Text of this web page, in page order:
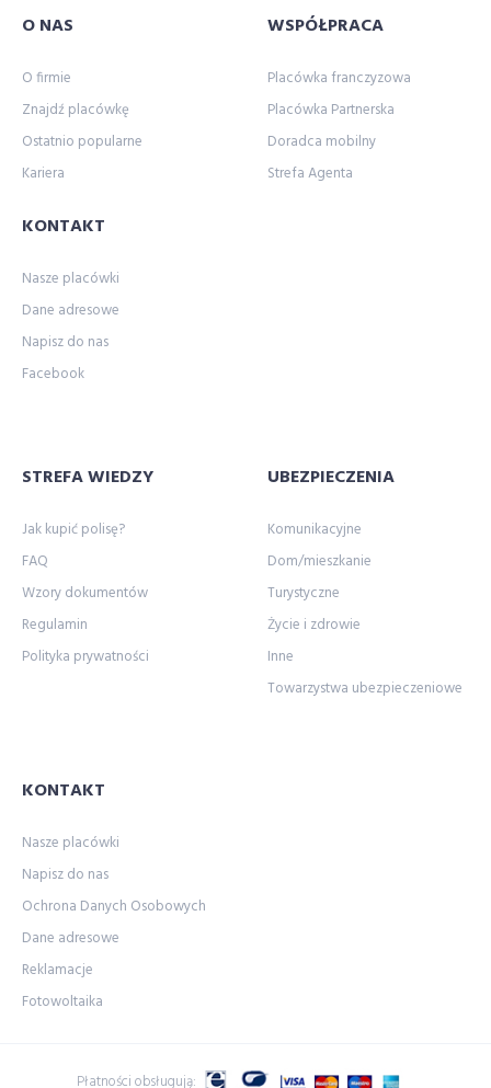
O NAS
O firmie
Znajdź placówkę
Ostatnio popularne
Kariera
KONTAKT
Nasze placówki
Dane adresowe
Napisz do nas
Facebook
WSPÓŁPRACA
Placówka franczyzowa
Placówka Partnerska
Doradca mobilny
Strefa Agenta
STREFA WIEDZY
Jak kupić polisę?
FAQ
Wzory dokumentów
Regulamin
Polityka prywatności
UBEZPIECZENIA
Komunikacyjne
Dom/mieszkanie
Turystyczne
Życie i zdrowie
Inne
Towarzystwa ubezpieczeniowe
KONTAKT
Nasze placówki
Napisz do nas
Ochrona Danych Osobowych
Dane adresowe
Reklamacje
Fotowoltaika
Płatności obsługują: